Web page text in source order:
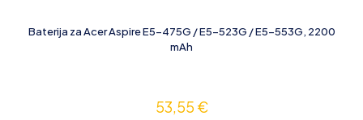
Baterija za Acer Aspire E5-475G / E5-523G / E5-553G, 2200
mAh
53,55 €